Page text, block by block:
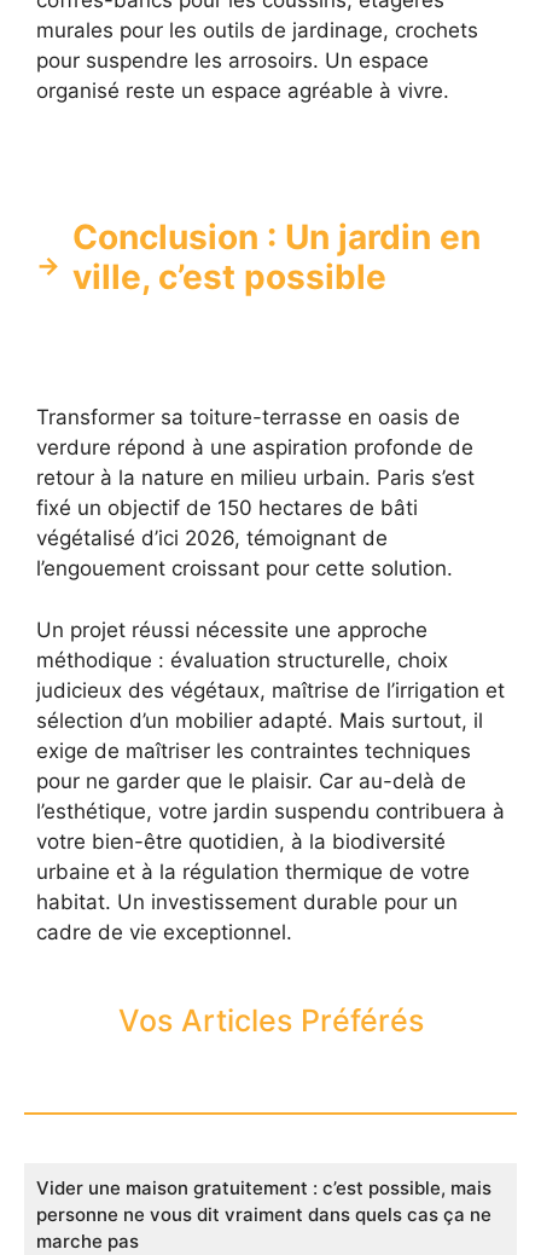
murales pour les outils de jardinage, crochets
pour suspendre les arrosoirs. Un espace
organisé reste un espace agréable à vivre.
Conclusion : Un jardin en
ville, c’est possible
Transformer sa toiture-terrasse en oasis de
verdure répond à une aspiration profonde de
retour à la nature en milieu urbain. Paris s’est
fixé un objectif de 150 hectares de bâti
végétalisé d’ici 2026, témoignant de
l’engouement croissant pour cette solution.
Un projet réussi nécessite une approche
méthodique : évaluation structurelle, choix
judicieux des végétaux, maîtrise de l’irrigation et
sélection d’un mobilier adapté. Mais surtout, il
exige de maîtriser les contraintes techniques
pour ne garder que le plaisir. Car au-delà de
l’esthétique, votre jardin suspendu contribuera à
votre bien-être quotidien, à la biodiversité
urbaine et à la régulation thermique de votre
habitat. Un investissement durable pour un
cadre de vie exceptionnel.
Vos Articles Préférés
Vider une maison gratuitement : c’est possible, mais
personne ne vous dit vraiment dans quels cas ça ne
marche pas